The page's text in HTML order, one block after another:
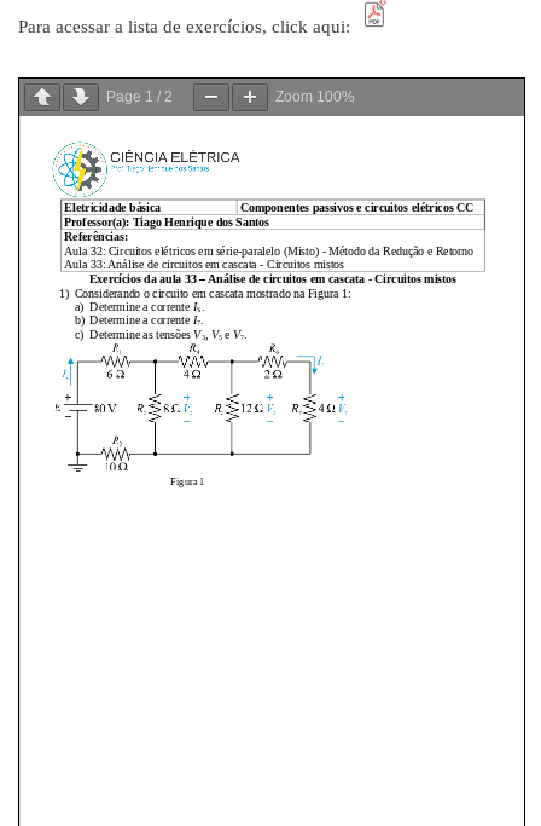
Para acessar a lista de exercícios, click aqui:
Page 1 / 2 Zoom 100%